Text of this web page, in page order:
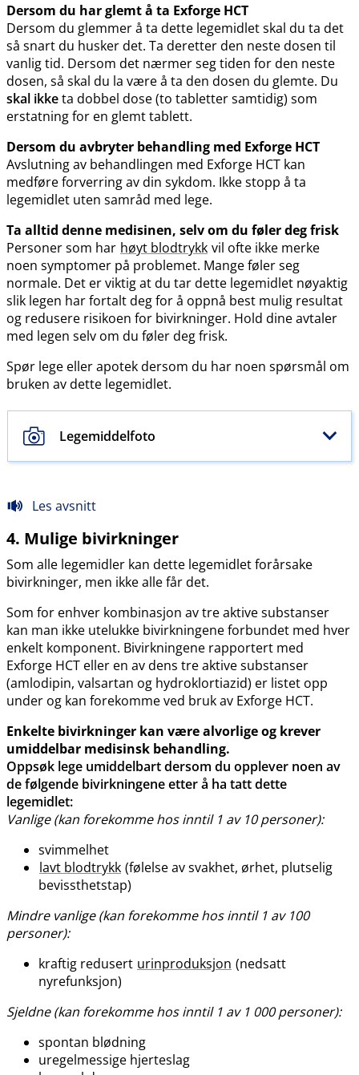
Dersom du har glemt å ta Exforge HCT
Dersom du glemmer å ta dette legemidlet skal du ta det
så snart du husker det. Ta deretter den neste dosen til
vanlig tid. Dersom det nærmer seg tiden for den neste
dosen, så skal du la være å ta den dosen du glemte. Du
skal ikketa dobbel dose (to tabletter samtidig) som
erstatning for en glemt tablett.
Dersom du avbryter behandling med Exforge HCT
Avslutning av behandlingen med Exforge HCT kan
medføre forverring av din sykdom. Ikke stopp å ta
legemidlet uten samråd med lege.
Ta alltid denne medisinen, selv om du føler deg frisk
Personer som har høyt blodtrykk vil ofte ikke merke
noen symptomer på problemet. Mange føler seg
normale. Det er viktig at du tar dette legemidlet nøyaktig
slik legen har fortalt deg for å oppnå best mulig resultat
og redusere risikoen for bivirkninger. Hold dine avtaler
med legen selv om du føler deg frisk.
Spør lege eller apotek dersom du har noen spørsmål om
bruken av dette legemidlet.
Legemiddelfoto
Les avsnitt
4. Mulige bivirkninger
Som alle legemidler kan dette legemidlet forårsake
bivirkninger, men ikke alle får det.
Som for enhver kombinasjon av tre aktive substanser
kan man ikke utelukke bivirkningene forbundet med hver
enkelt komponent. Bivirkningene rapportert med
Exforge HCT eller en av dens tre aktive substanser
(amlodipin, valsartan og hydroklortiazid) er listet opp
under og kan forekomme ved bruk av Exforge HCT.
Enkelte bivirkninger kan være alvorlige og krever
umiddelbar medisinsk behandling.
Oppsøk lege umiddelbart dersom du opplever noen av
de følgende bivirkningene etter å ha tatt dette
legemidlet:
Vanlige (kan forekomme hos inntil 1 av 10 personer):
svimmelhet
lavt blodtrykk (følelse av svakhet, ørhet, plutselig
bevissthetstap)
Mindre vanlige (kan forekomme hos inntil 1 av 100
personer):
kraftig redusert urinproduksjon (nedsatt
nyrefunksjon)
Sjeldne (kan forekomme hos inntil 1 av 1 000 personer):
spontan blødning
uregelmessige hjerteslag